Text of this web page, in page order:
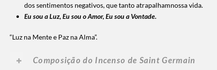
dos sentimentos negativos, que tanto atrapalhamnossa vida.
Eu sou a Luz, Eu sou o Amor, Eu sou a Vontade.
“Luz na Mente e Paz na Alma”.
Composição do Incenso de Saint Germain